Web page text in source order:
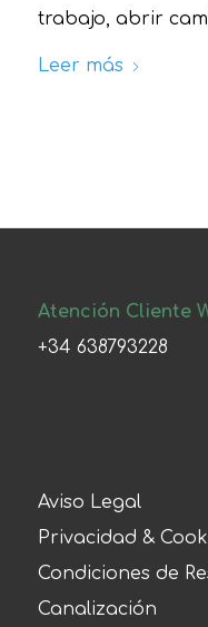
trabajo, abrir
Leer más
Atención Cliente
+34 638793228
Aviso Legal
Privacidad &
Condiciones de
Canalización